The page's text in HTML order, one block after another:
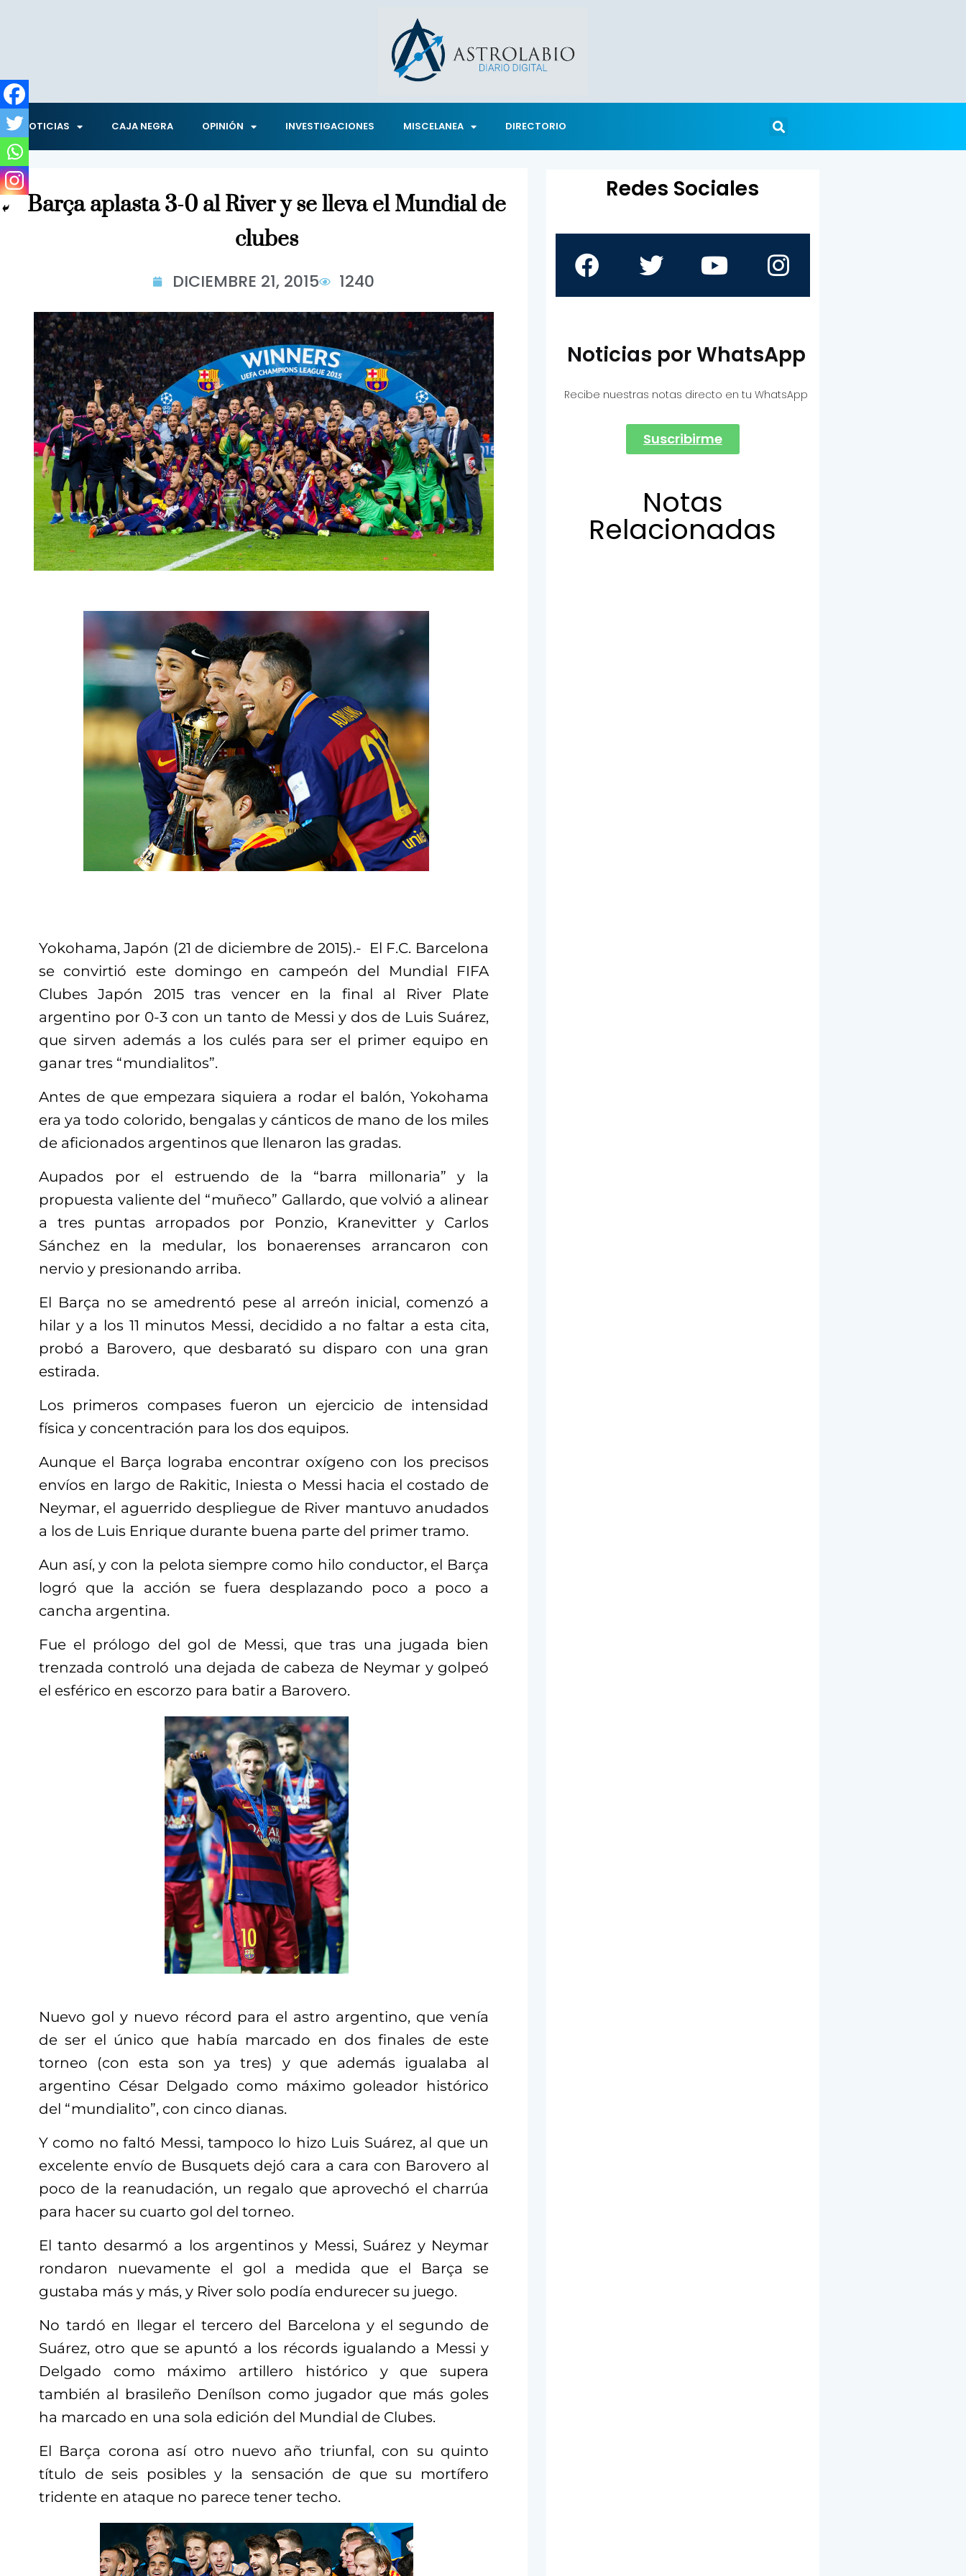
NOTICIAS CAJA NEGRA OPINIÓN INVESTIGACIONES MISCELANEA DIRECTORIO
Barça aplasta 3-0 al River y se lleva el Mundial de
clubes
DICIEMBRE 21, 2015 1240
Yokohama, Japón (21 de diciembre de 2015).- El F.C. Barcelona
se convirtió este domingo en campeón del Mundial FIFA
Clubes Japón 2015 tras vencer en la final al River Plate
argentino por 0-3 con un tanto de Messi y dos de Luis Suárez,
que sirven además a los culés para ser el primer equipo en
ganar tres “mundialitos”.
Antes de que empezara siquiera a rodar el balón, Yokohama
era ya todo colorido, bengalas y cánticos de mano de los miles
de aficionados argentinos que llenaron las gradas.
Aupados por el estruendo de la “barra millonaria” y la
propuesta valiente del “muñeco” Gallardo, que volvió a alinear
a tres puntas arropados por Ponzio, Kranevitter y Carlos
Sánchez en la medular, los bonaerenses arrancaron con
nervio y presionando arriba.
El Barça no se amedrentó pese al arreón inicial, comenzó a
hilar y a los 11 minutos Messi, decidido a no faltar a esta cita,
probó a Barovero, que desbarató su disparo con una gran
estirada.
Los primeros compases fueron un ejercicio de intensidad
física y concentración para los dos equipos.
Aunque el Barça lograba encontrar oxígeno con los precisos
envíos en largo de Rakitic, Iniesta o Messi hacia el costado de
Neymar, el aguerrido despliegue de River mantuvo anudados
a los de Luis Enrique durante buena parte del primer tramo.
Aun así, y con la pelota siempre como hilo conductor, el Barça
logró que la acción se fuera desplazando poco a poco a
cancha argentina.
Fue el prólogo del gol de Messi, que tras una jugada bien
trenzada controló una dejada de cabeza de Neymar y golpeó
el esférico en escorzo para batir a Barovero.
Nuevo gol y nuevo récord para el astro argentino, que venía
de ser el único que había marcado en dos finales de este
torneo (con esta son ya tres) y que además igualaba al
argentino César Delgado como máximo goleador histórico
del “mundialito”, con cinco dianas.
Y como no faltó Messi, tampoco lo hizo Luis Suárez, al que un
excelente envío de Busquets dejó cara a cara con Barovero al
poco de la reanudación, un regalo que aprovechó el charrúa
para hacer su cuarto gol del torneo.
El tanto desarmó a los argentinos y Messi, Suárez y Neymar
rondaron nuevamente el gol a medida que el Barça se
gustaba más y más, y River solo podía endurecer su juego.
No tardó en llegar el tercero del Barcelona y el segundo de
Suárez, otro que se apuntó a los récords igualando a Messi y
Delgado como máximo artillero histórico y que supera
también al brasileño Denílson como jugador que más goles
ha marcado en una sola edición del Mundial de Clubes.
El Barça corona así otro nuevo año triunfal, con su quinto
título de seis posibles y la sensación de que su mortífero
tridente en ataque no parece tener techo.
Redes Sociales
Noticias por WhatsApp
Recibe nuestras notas directo en tu WhatsApp
Suscribirme
Notas
Relacionadas